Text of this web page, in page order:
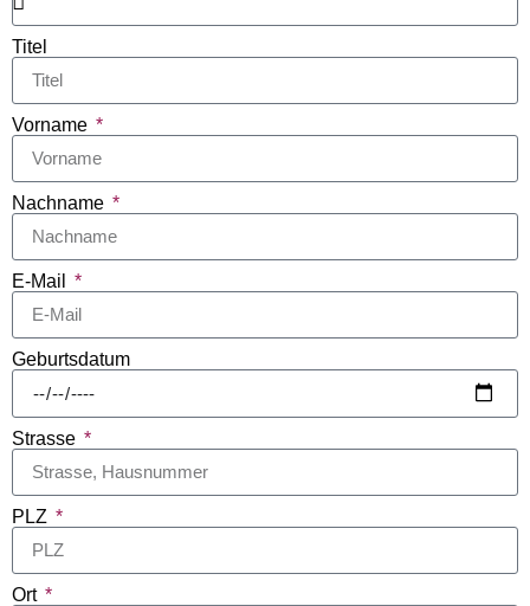
Titel
Vorname
Nachname
E-Mail
Geburtsdatum
Strasse
PLZ
Ort